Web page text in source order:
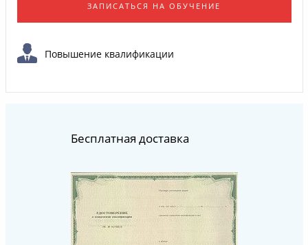
ЗАПИСАТЬСЯ НА ОБУЧЕНИЕ
Повышение квалификации
Бесплатная доставка